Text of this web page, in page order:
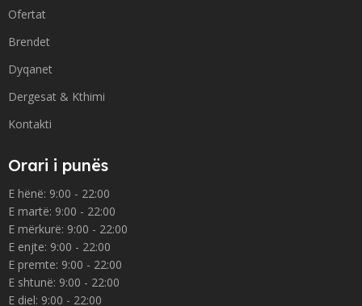
Ofertat
Brendet
Dyqanet
Dergesat & Kthimi
Kontakti
Orari i punës
E hënë: 9:00 - 22:00
E martë: 9:00 - 22:00
E mërkurë: 9:00 - 22:00
E enjte: 9:00 - 22:00
E premte: 9:00 - 22:00
E shtunë: 9:00 - 22:00
E diel: 9:00 - 22:00